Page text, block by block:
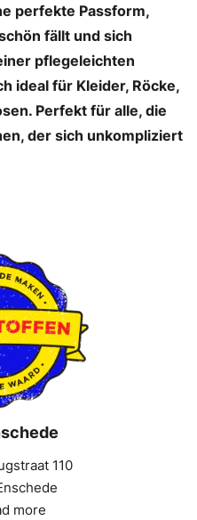
perfekte Passform,
fällt und sich
pflegeleichten
ideal für Kleider, Röcke,
Perfekt für alle, die
der sich unkompliziert
110
more